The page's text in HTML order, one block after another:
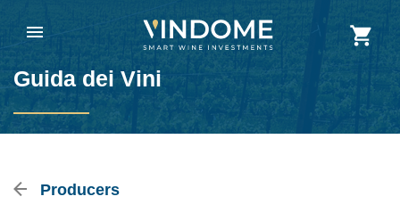
Guida dei Vini
Producers